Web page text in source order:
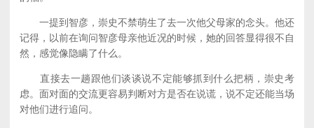
一提到智彦，崇史不禁萌生了去一次他父母家的念头。他还
记得，以前在询问智彦母亲他近况的时候，她的回答显得很不自
然，感觉像隐瞒了什么。
直接去一趟跟他们谈谈说不定能够抓到什么把柄，崇史考
虑。面对面的交流更容易判断对方是否在说谎，说不定还能当场
对他们进行追问。